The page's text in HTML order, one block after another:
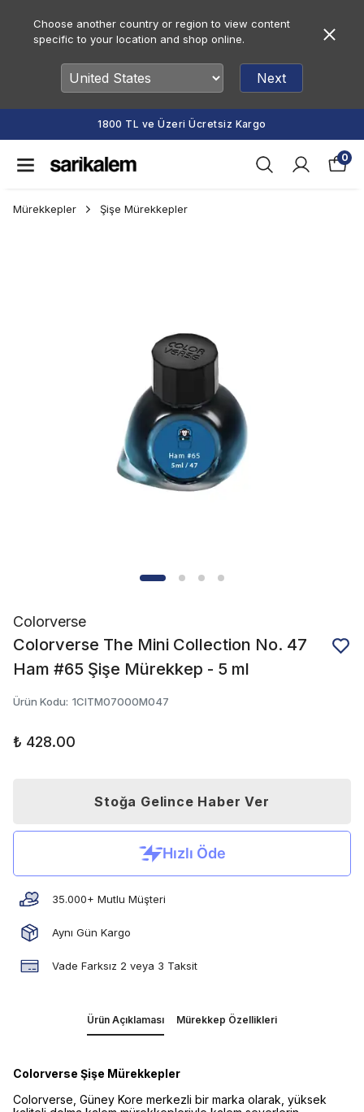
Choose another country or region to view content
specific to your location and shop online.
Next
1800 TL ve Üzeri Ücretsiz Kargo
0
Mürekkepler Şişe Mürekkepler
Colorverse
Colorverse The Mini Collection No. 47
Ham #65 Şişe Mürekkep - 5 ml
Ürün Kodu: 1CITM07000M047
₺ 428.00
Stoğa Gelince Haber Ver
35.000+ Mutlu Müşteri
Aynı Gün Kargo
Vade Farksız 2 veya 3 Taksit
Ürün Açıklaması Mürekkep Özellikleri
Colorverse Şişe Mürekkepler
Colorverse, Güney Kore merkezli bir marka olarak, yüksek